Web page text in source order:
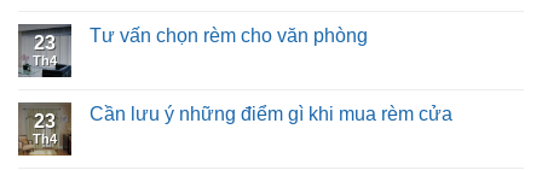
23
Th4
Tư vấn chọn rèm cho văn phòng
23
Th4
Cần lưu ý những điểm gì khi mua rèm cửa